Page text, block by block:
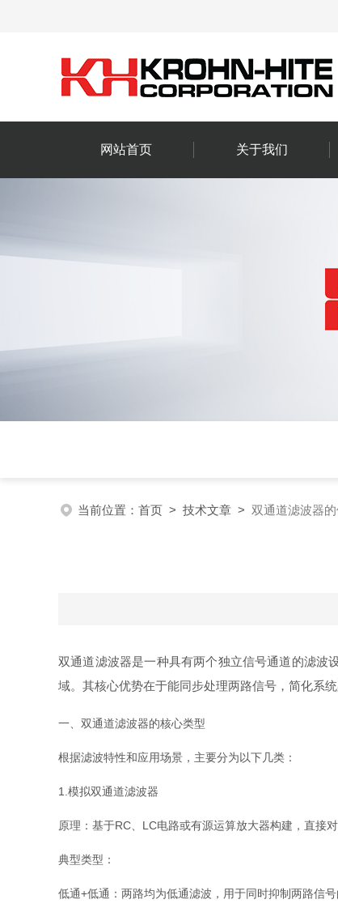
网站首页 关于我们
当前位置： 首页 > 技术文章 > 双通道滤波器
双通道滤波器是一种具有两个独立信号通道的滤波
域。其核心优势在于能同步处理两路信号，简化系
一、双通道滤波器的核心类型
根据滤波特性和应用场景，主要分为以下几类：
1.模拟双通道滤波器
原理：基于RC、LC电路或有源运算放大器构建，直接
典型类型：
低通+低通：两路均为低通滤波，用于同时抑制两路信